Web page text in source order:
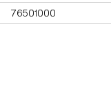
76501000